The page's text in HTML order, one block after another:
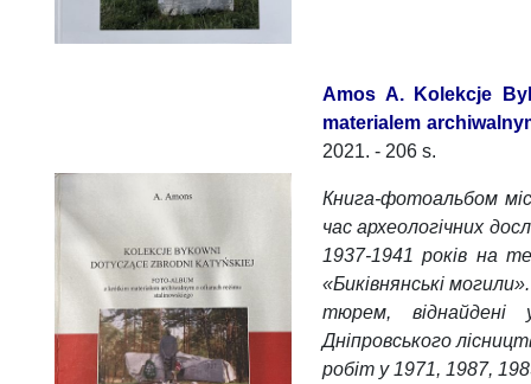
Amos A. Kolekcje
materialem
2021. - 206 s.
Книга-фотоальбом
час археологічних
1937-1941 років на
«Биківнянські
тюрем, віднайдені
Дніпровського
робіт у 1971, 1987,